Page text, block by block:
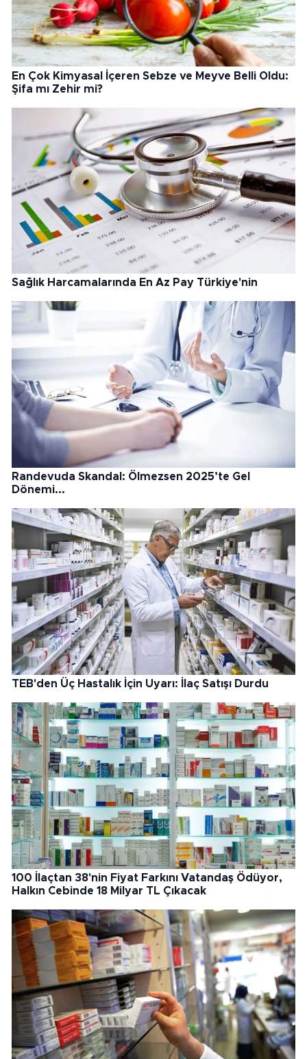
En Çok Kimyasal İçeren Sebze ve Meyve Belli Oldu:
Şifa mı Zehir mi?
Sağlık Harcamalarında En Az Pay Türkiye'nin
Randevuda Skandal: Ölmezsen 2025’te Gel
Dönemi...
TEB'den Üç Hastalık İçin Uyarı: İlaç Satışı Durdu
100 İlaçtan 38'nin Fiyat Farkını Vatandaş Ödüyor,
Halkın Cebinde 18 Milyar TL Çıkacak